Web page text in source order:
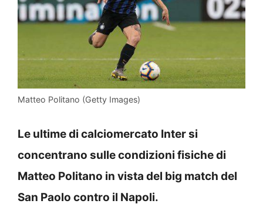
Matteo Politano (Getty Images)
Le ultime di calciomercato Inter si
concentrano sulle condizioni fisiche di
Matteo Politano in vista del big match del
San Paolo contro il Napoli.